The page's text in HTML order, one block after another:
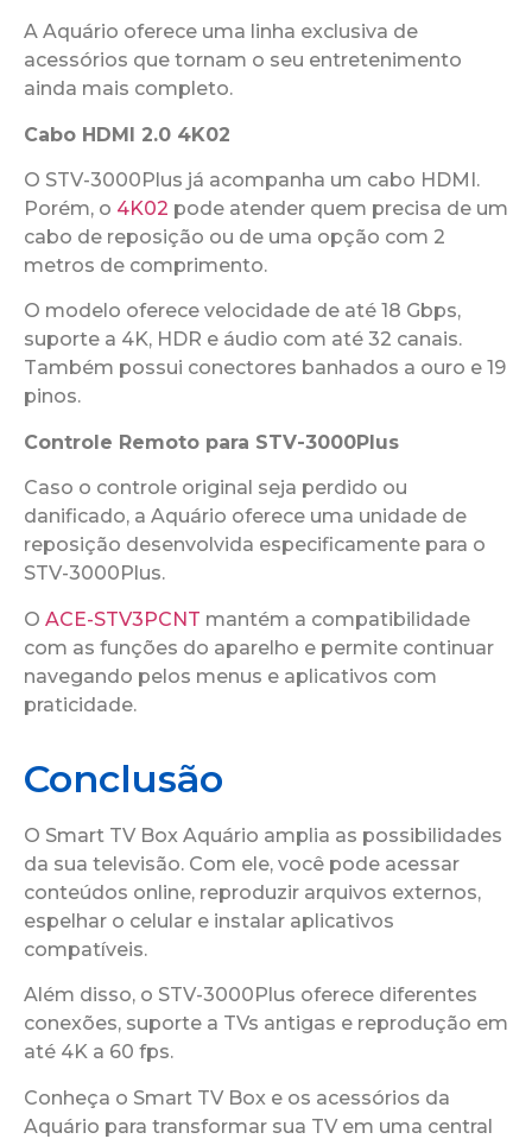
A Aquário oferece uma linha exclusiva de
acessórios que tornam o seu entretenimento
ainda mais completo.
Cabo HDMI 2.0 4K02
O STV-3000Plus já acompanha um cabo HDMI.
Porém, o 4K02 pode atender quem precisa de um
cabo de reposição ou de uma opção com 2
metros de comprimento.
O modelo oferece velocidade de até 18 Gbps,
suporte a 4K, HDR e áudio com até 32 canais.
Também possui conectores banhados a ouro e 19
pinos.
Controle Remoto para STV-3000Plus
Caso o controle original seja perdido ou
danificado, a Aquário oferece uma unidade de
reposição desenvolvida especificamente para o
STV-3000Plus.
O ACE-STV3PCNT mantém a compatibilidade
com as funções do aparelho e permite continuar
navegando pelos menus e aplicativos com
praticidade.
Conclusão
O Smart TV Box Aquário amplia as possibilidades
da sua televisão. Com ele, você pode acessar
conteúdos online, reproduzir arquivos externos,
espelhar o celular e instalar aplicativos
compatíveis.
Além disso, o STV-3000Plus oferece diferentes
conexões, suporte a TVs antigas e reprodução em
até 4K a 60 fps.
Conheça o Smart TV Box e os acessórios da
Aquário para transformar sua TV em uma central